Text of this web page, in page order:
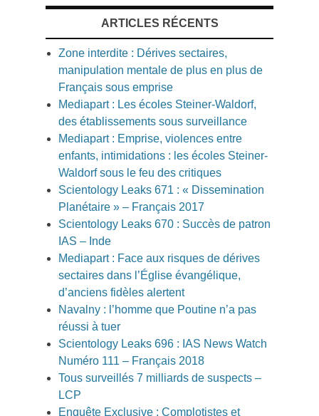
ARTICLES RÉCENTS
Zone interdite : Dérives sectaires,
manipulation mentale de plus en plus de
Français sous emprise
Mediapart : Les écoles Steiner-Waldorf,
des établissements sous surveillance
Mediapart : Emprise, violences entre
enfants, intimidations : les écoles Steiner-
Waldorf sous le feu des critiques
Scientology Leaks 671 : « Dissemination
Planétaire » – Français 2017
Scientology Leaks 670 : Succès de patron
IAS – Inde
Mediapart : Face aux risques de dérives
sectaires dans l’Église évangélique,
d’anciens fidèles alertent
Navalny : l’homme que Poutine n’a pas
réussi à tuer
Scientology Leaks 696 : IAS News Watch
Numéro 111 – Français 2018
Tous surveillés 7 milliards de suspects –
LCP
Enquête Exclusive : Complotistes et